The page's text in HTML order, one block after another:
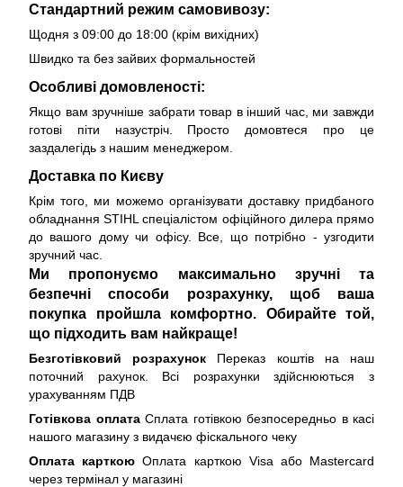
Стандартний режим самовивозу:
Щодня з 09:00 до 18:00 (крім вихідних)
Швидко та без зайвих формальностей
Особливі домовленості:
Якщо вам зручніше забрати товар в інший час, ми завжди
готові піти назустріч. Просто домовтеся про це
заздалегідь з нашим менеджером.
Доставка по Києву
Крім того, ми можемо організувати доставку придбаного
обладнання STIHL спеціалістом офіційного дилера прямо
до вашого дому чи офісу. Все, що потрібно - узгодити
зручний час.
Ми пропонуємо максимально зручні та
безпечні способи розрахунку, щоб ваша
покупка пройшла комфортно. Обирайте той,
що підходить вам найкраще!
Безготівковий розрахунок Переказ коштів на наш
поточний рахунок. Всі розрахунки здійснюються з
урахуванням ПДВ
Готівкова оплатаСплата готівкою безпосередньо в касі
нашого магазину з видачєю фіскального чеку
Оплата карткою Оплата карткою Visa або Mastercard
через термінал у магазині